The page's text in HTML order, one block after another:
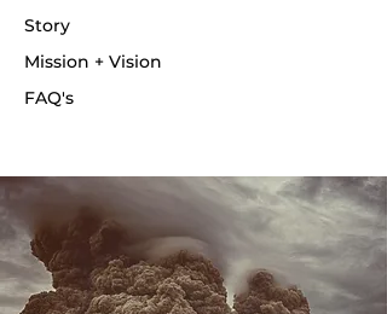
Story
Mission + Vision
FAQ's